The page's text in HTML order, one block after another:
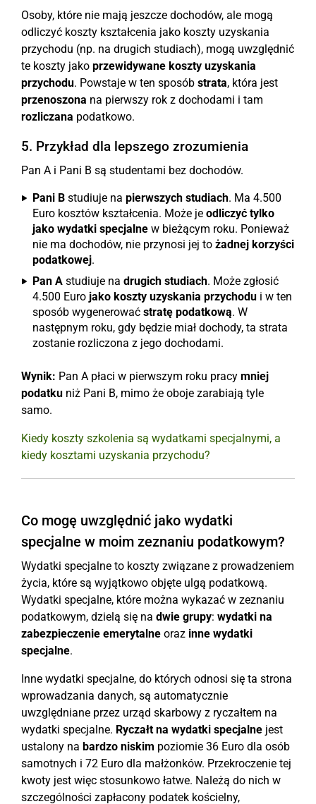
Osoby, które nie mają jeszcze dochodów, ale mogą
odliczyć koszty kształcenia jako koszty uzyskania
przychodu (np. na drugich studiach), mogą uwzględnić
te koszty jako przewidywane koszty uzyskania
przychodu. Powstaje w ten sposób strata, która jest
przenoszona na pierwszy rok z dochodami i tam
rozliczana podatkowo.
5. Przykład dla lepszego zrozumienia
Pan A i Pani B są studentami bez dochodów.
Pani B studiuje na pierwszych studiach. Ma 4.500
Euro kosztów kształcenia. Może je odliczyć tylko
jako wydatki specjalne w bieżącym roku. Ponieważ
nie ma dochodów, nie przynosi jej to żadnej korzyści
podatkowej.
Pan A studiuje na drugich studiach. Może zgłosić
4.500 Euro jako koszty uzyskania przychodu i w ten
sposób wygenerować stratę podatkową. W
następnym roku, gdy będzie miał dochody, ta strata
zostanie rozliczona z jego dochodami.
Wynik: Pan A płaci w pierwszym roku pracy mniej
podatku niż Pani B, mimo że oboje zarabiają tyle
samo.
Kiedy koszty szkolenia są wydatkami specjalnymi, a
kiedy kosztami uzyskania przychodu?
Co mogę uwzględnić jako wydatki
specjalne w moim zeznaniu podatkowym?
Wydatki specjalne to koszty związane z prowadzeniem
życia, które są wyjątkowo objęte ulgą podatkową.
Wydatki specjalne, które można wykazać w zeznaniu
podatkowym, dzielą się na dwie grupy: wydatki na
zabezpieczenie emerytalne oraz inne wydatki
specjalne.
Inne wydatki specjalne, do których odnosi się ta strona
wprowadzania danych, są automatycznie
uwzględniane przez urząd skarbowy z ryczałtem na
wydatki specjalne. Ryczałt na wydatki specjalne jest
ustalony na bardzo niskim poziomie 36 Euro dla osób
samotnych i 72 Euro dla małżonków. Przekroczenie tej
kwoty jest więc stosunkowo łatwe. Należą do nich w
szczególności zapłacony podatek kościelny,